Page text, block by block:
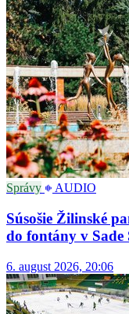
Správy AUDIO
Súsošie Žilinské
do fontány v Sade
6. august 2026, 20:06